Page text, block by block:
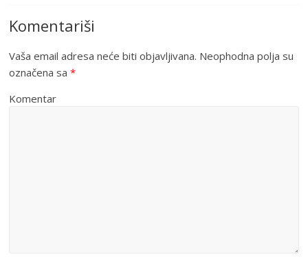
Komentariši
Vaša email adresa neće biti objavljivana. Neophodna polja su
označena sa*
Komentar